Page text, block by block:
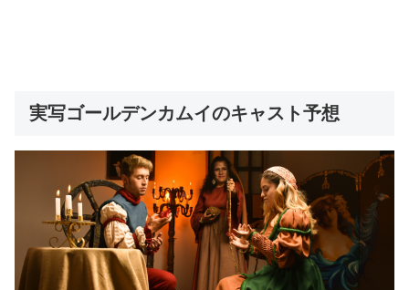
実写ゴールデンカムイのキャスト予想